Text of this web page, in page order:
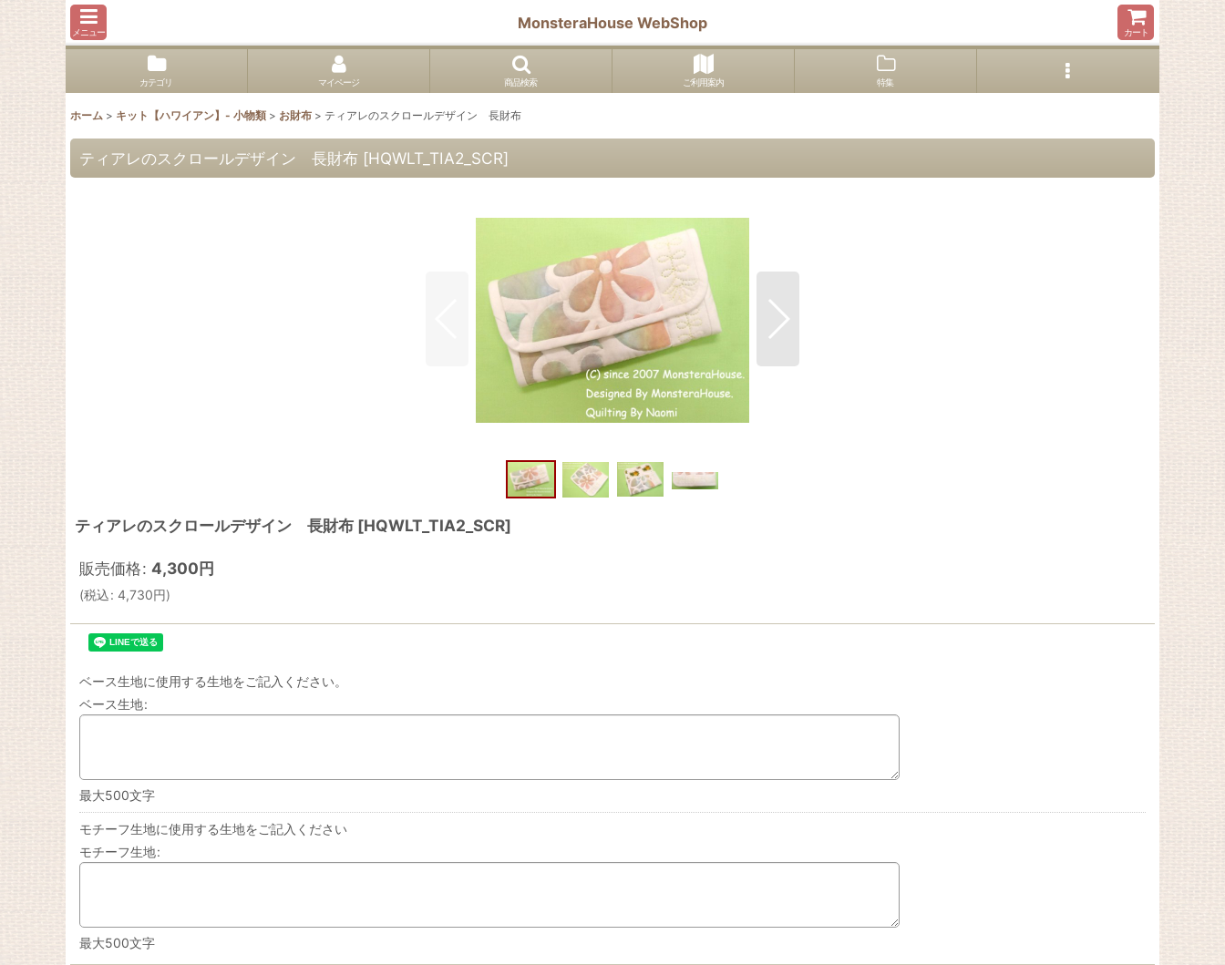
メニュー
MonsteraHouse WebShop
カート
カテゴリ マイページ 商品検索 ご利用案内 特集
ホーム > キット【ハワイアン】- 小物類 > お財布 > ティアレのスクロールデザイン 長財布
ティアレのスクロールデザイン 長財布 [HQWLT_TIA2_SCR]
ティアレのスクロールデザイン 長財布 [HQWLT_TIA2_SCR]
販売価格: 4,300円
(税込: 4,730円)
ベース生地に使用する生地をご記入ください。
ベース生地:
最大500文字
モチーフ生地に使用する生地をご記入ください
モチーフ生地:
最大500文字